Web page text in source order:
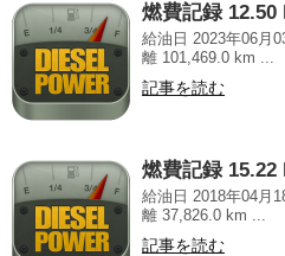
燃費記録 12.50
給油日 2023年06月
離 101,469.0 km ...
記事を読む
燃費記録 15.22
給油日 2018年04月
離 37,826.0 km ...
記事を読む